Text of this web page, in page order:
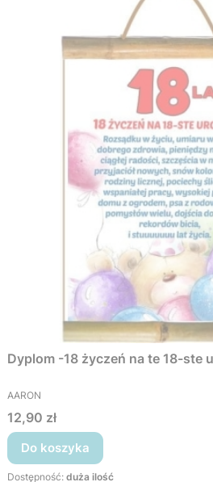
Dyplom -18 życzeń na te 18-ste
PRODUCENT
AARON
Cena
12,90 zł
Do koszyka
Dostępność: duża ilość